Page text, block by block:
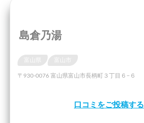
島倉乃湯
〒930-0076 富山県富山市長柄町３丁目６−６
口コミをご投稿する